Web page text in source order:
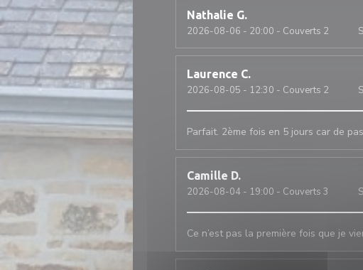
Nathalie G
2026-08-06 - 20:00 - Couverts 2
Laurence C
2026-08-05 - 12:30 - Couverts 2
Parfait. 2ème fois en 5 jours car de
Camille D
2026-08-04 - 19:00 - Couverts 3
Ce n’est pas la première fois que je